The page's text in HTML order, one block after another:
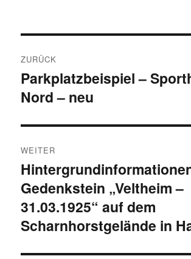
ZURÜCK
Vorheriger
Beitrag:
Parkplatzbeispiel –
Nord – neu
WEITER
Nächster
Beitrag:
Gedenkstein „Veltheim –
31.03.1925“ auf dem
Scharnhorstgelände in